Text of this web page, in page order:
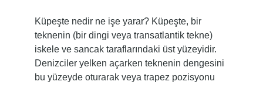
Küpeşte nedir ne işe yarar? Küpeşte, bir
teknenin (bir dingi veya transatlantik tekne)
iskele ve sancak taraflarındaki üst yüzeyidir.
Denizciler yelken açarken teknenin dengesini
bu yüzeyde oturarak veya trapez pozisyonu